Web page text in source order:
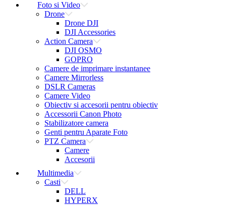
Foto si Video
Drone
Drone DJI
DJI Accessories
Action Camera
DJI OSMO
GOPRO
Camere de imprimare instantanee
Camere Mirrorless
DSLR Cameras
Camere Video
Obiectiv si accesorii pentru obiectiv
Accessorii Canon Photo
Stabilizatore camera
Genti pentru Aparate Foto
PTZ Camera
Camere
Accesorii
Multimedia
Casti
DELL
HYPERX